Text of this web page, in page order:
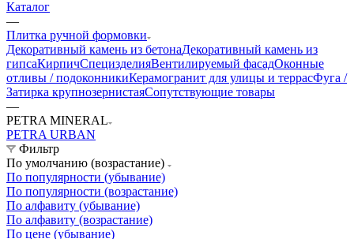
Каталог
—
Плитка ручной формовки
Декоративный камень из бетонаДекоративный камень из
гипсаКирпичСпецизделияВентилируемый фасадОконные
отливы / подоконникиКерамогранит для улицы и террасФуга /
Затирка крупнозернистаяСопутствующие товары
—
PETRA MINERAL
PETRA URBAN
Фильтр
По умолчанию (возрастание)
По популярности (убывание)
По популярности (возрастание)
По алфавиту (убывание)
По алфавиту (возрастание)
По цене (убывание)